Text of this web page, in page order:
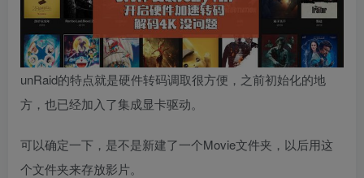
unRaid的特点就是硬件转码调取很方便，之前初始化的地
方，也已经加入了集成显卡驱动。
可以确定一下，是不是新建了一个Movie文件夹，以后用这
个文件夹来存放影片。